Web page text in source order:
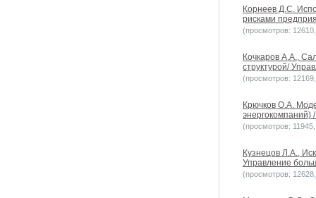
Корнеев Д.С.
рисками
(просмотров:
Кочкаров А.А.,
структурой/
(просмотров:
Крючков О.А.
(просмотров:
Кузнецов Л.А.,
Управление
(просмотров: